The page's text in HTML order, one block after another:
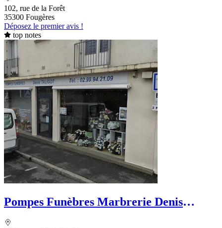
102, rue de la Forêt
35300 Fougères
Déposez le premier avis !
top notes
Pompes Funèbres Marbrerie Denis